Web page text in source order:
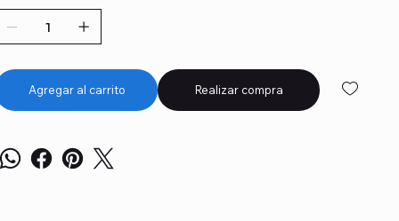
Agregar al carrito Realizar compra